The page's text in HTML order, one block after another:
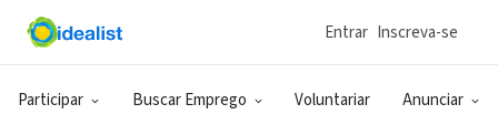
Participar Buscar Emprego Voluntariar Anunciar
Entrar Inscreva-se